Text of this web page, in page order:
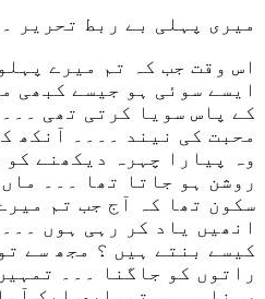
میری پہلی بے ربط تحریر
اس وقت جب کہ تم میرے
ایسے سوئی ہو جیسے کبھی
کے پاس سویا کرتی تھی
محبت کی نیند ۔۔۔۔ آنکھ
وہ پیارا چہرہ دیکھنے
روشن ہو جاتا تھا ۔۔۔
سکون تھا کہ آج جب تم
انھیں یاد کر رہی ہوں
کیسے بنتے ہیں ؟ مجھ سے
راتوں کو جاگنا ۔۔۔